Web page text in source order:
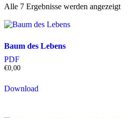
Alle 7 Ergebnisse werden angezeigt
Baum des Lebens
PDF
€0,00
Download